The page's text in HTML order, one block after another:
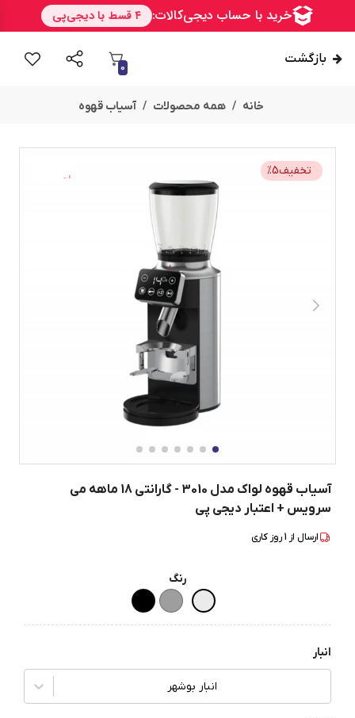
بازگشت
0
خانه همه محصولات آسیاب قهوه
امــــــــن تخفیف %5
آسیاب قهوه لواک مدل 3010 - گارانتی 18 ماهه می
سرویس + اعتبار دیجی پی
ارسال از 1روز کاری
رنگ
انبار
انبار بوشهر